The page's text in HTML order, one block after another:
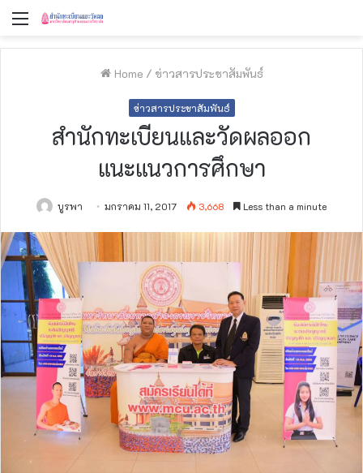
Menu
Home / ข่าวสารประชาสัมพันธ์
ข่าวสารประชาสัมพันธ์
สำนักทะเบียนและวัดผลออก
แนะแนวการศึกษา
บูรพา มกราคม 11, 2017 3,668 Less than a minute